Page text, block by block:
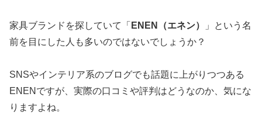
家具ブランドを探していて「 ENEN（エネン）
」という名
前を目にした人も多いのではないでしょうか？
SNSやインテリア系のブログでも話題に上がりつつある
ENENですが、実際の口コミや評判はどうなのか、気にな
りますよね。